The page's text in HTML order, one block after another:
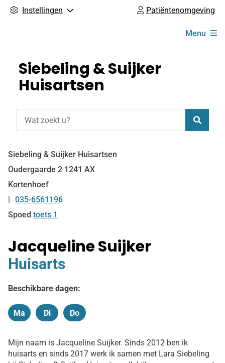
Instellingen Patiëntenomgeving
Menu
Siebeling & Suijker
Huisartsen
Siebeling & Suijker Huisartsen
Oudergaarde 2 1241 AX
Kortenhoef
Tel:
035-6561196
Spoed toets 1
Jacqueline Suijker
Huisarts
Beschikbare dagen:
Maandag
Ma Dinsdag
Di Donderdag
Do
Mijn naam is Jacqueline Suijker. Sinds 2012 ben ik
huisarts en sinds 2017 werk ik samen met Lara Siebeling